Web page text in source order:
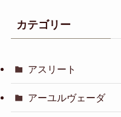
カテゴリー
アスリート
アーユルヴェーダ